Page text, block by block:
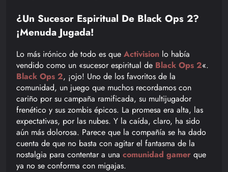
¿Un Sucesor Espiritual De Black Ops 2?
¡Menuda Jugada!
Lo más irónico de todo es que Activision lo había
vendido como un «sucesor espiritual de Black Ops 2«.
Black Ops 2, ¡ojo! Uno de los favoritos de la
comunidad, un juego que muchos recordamos con
cariño por su campaña ramificada, su multijugador
frenético y sus zombis épicos. La promesa era alta, las
expectativas, por las nubes. Y la caída, claro, ha sido
aún más dolorosa. Parece que la compañía se ha dado
cuenta de que no basta con agitar el fantasma de la
nostalgia para contentar a una comunidad gamer que
ya no se conforma con migajas.